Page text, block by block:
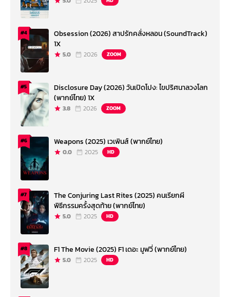
#4
Obsession (2026) สาปรักคลั่งหลอน (SoundTrack)
1X
5.0 2026 ZOOM
#5
Disclosure Day (2026) วันเปิดโปง: ไขปริศนาลวงโลก
(พากย์ไทย) 1X
3.8 2026 ZOOM
#6 Weapons (2025) เวเพินส์ (พากย์ไทย)
0.0 2025 HD
#7
The Conjuring Last Rites (2025) คนเรียกผี
พิธีกรรมครั้งสุดท้าย (พากย์ไทย)
5.0 2025 HD
#8 F1 The Movie (2025) F1 เดอะ มูฟวี่ (พากย์ไทย)
5.0 2025 HD